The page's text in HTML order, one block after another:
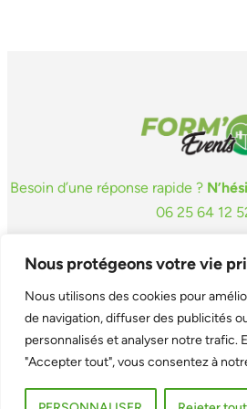
Nous protégeons votre vie
Nous utilisons des cookies pour
de navigation, diffuser des publicités
personnalisés et analyser notre trafic.
"Accepter tout", vous consentez à
Besoin d’une réponse rapide ?
06 25 64 12
Événementiel
Réseaux
Mobilité à vélo